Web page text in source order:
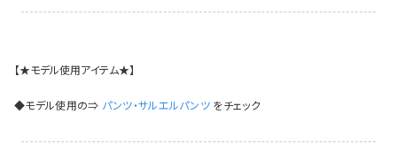
【★モデル使用アイテム★】
◆モデル使用の⇒ パンツ・サルエルパンツ をチェック